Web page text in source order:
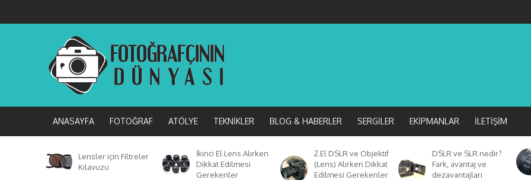
ANASAYFA FOTOĞRAF ATÖLYE TEKNIKLER BLOG & HABERLER SERGILER EKIPMANLAR İLETIŞIM
Lensler için Filtreler
Kılavuzu
İkinci El Lens Alırken
Dikkat Edilmesi
Gerekenler
2.El DSLR ve Objektif
(Lens) Alırken Dikkat
Edilmesi Gerekenler
DSLR ve SLR nedir?
Fark, avantaj ve
dezavantajları